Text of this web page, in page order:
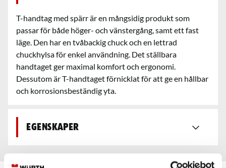
T-handtag med spärr är en mångsidig produkt som
passar för både höger- och vänstergång, samt ett fast
läge. Den har en tvåbackig chuck och en lettrad
chuckhylsa för enkel användning. Det ställbara
handtaget ger maximal komfort och ergonomi.
Dessutom är T-handtaget förnicklat för att ge en hållbar
och korrosionsbeständig yta.
Egenskaper